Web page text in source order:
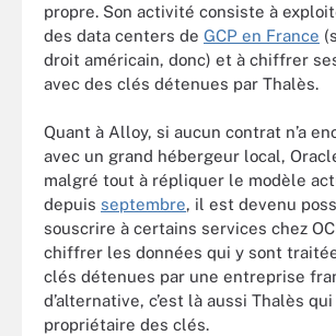
propre. Son activité consiste à
des data centers de GCP en France
droit américain, donc) et à chiffrer
avec des clés détenues par Thalès.
Quant à Alloy, si aucun contrat n’a
avec un grand hébergeur local,
malgré tout à répliquer le modèle
depuis septembre, il est devenu
souscrire à certains services chez
chiffrer les données qui y sont
clés détenues par une entreprise
d’alternative, c’est là aussi Thalès
propriétaire des clés.